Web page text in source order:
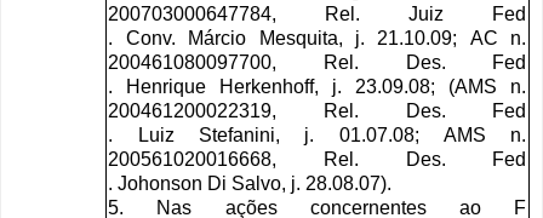
200703000647784,
Rel .Juiz
Fed
. Conv. Márcio Mesquita, j. 21.10.09; AC n.
200461080097700,
Rel . Des. Fed
.
Henrique Herkenhoff, j. 23.09.08; (AMS n.
200461200022319,
Rel . Des. Fed
.
Luiz Stefanini, j. 01.07.08;AMS n.
200561020016668,
Rel . Des. Fed
.Johonson Di Salvo, j. 28.08.07).
5. Nas ações concernentes ao
F